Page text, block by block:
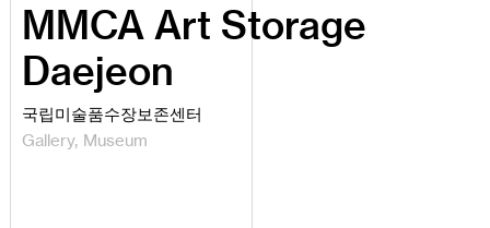
MMCA Art Storage
Daejeon
국립미술품수장보존센터
Gallery Museum